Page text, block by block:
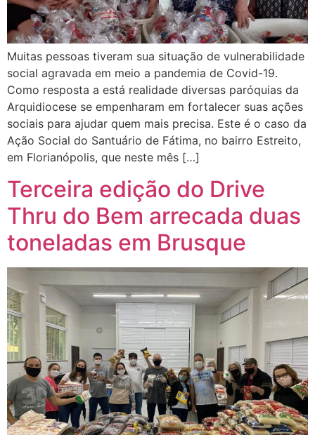
Muitas pessoas tiveram sua situação de vulnerabilidade
social agravada em meio a pandemia de Covid-19.
Como resposta a está realidade diversas paróquias da
Arquidiocese se empenharam em fortalecer suas ações
sociais para ajudar quem mais precisa. Este é o caso da
Ação Social do Santuário de Fátima, no bairro Estreito,
em Florianópolis, que neste mês […]
Terceira edição do Drive
Thru do Bem arrecada duas
toneladas em Brusque